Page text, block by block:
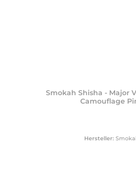
Smokah Shisha - Major
Camouflage
Hersteller: